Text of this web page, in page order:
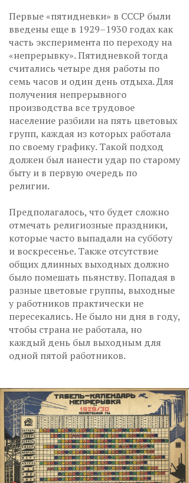
Первые «пятидневки» в СССР были
введены еще в 1929–1930 годах как
часть эксперимента по переходу на
«непрерывку». Пятидневкой тогда
считались четыре дня работы по
семь часов и один день отдыха. Для
получения непрерывного
производства все трудовое
население разбили на пять цветовых
групп, каждая из которых работала
по своему графику. Такой подход
должен был нанести удар по старому
быту и в первую очередь по
религии.
Предполагалось, что будет сложно
отмечать религиозные праздники,
которые часто выпадали на субботу
и воскресенье. Также отсутствие
общих длинных выходных должно
было помешать пьянству. Попадая в
разные цветовые группы, выходные
у работников практически не
пересекались. Не было ни дня в году,
чтобы страна не работала, но
каждый день был выходным для
одной пятой работников.